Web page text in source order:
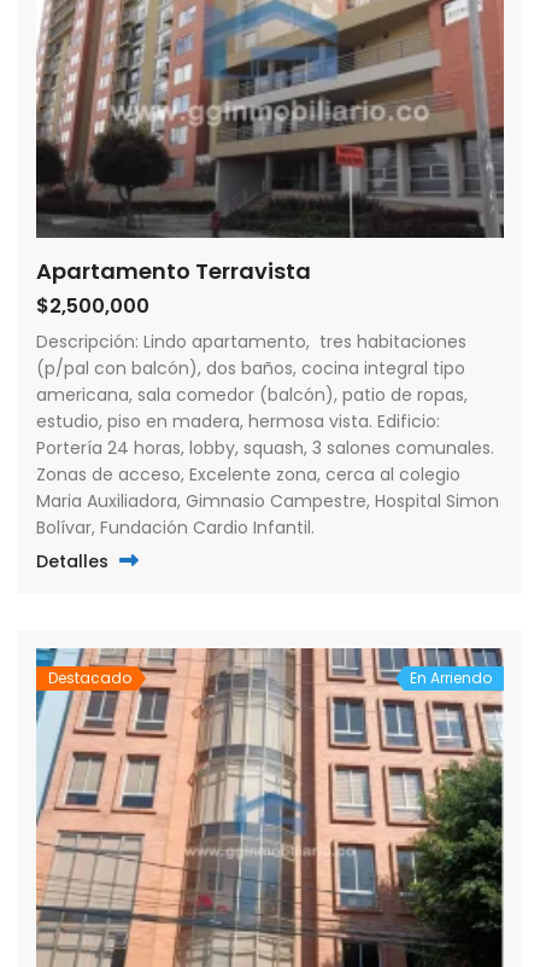
Apartamento Terravista
$2,500,000
Descripción: Lindo apartamento, tres habitaciones
(p/pal con balcón), dos baños, cocina integral tipo
americana, sala comedor (balcón), patio de ropas,
estudio, piso en madera, hermosa vista. Edificio:
Portería 24 horas, lobby, squash, 3 salones comunales.
Zonas de acceso, Excelente zona, cerca al colegio
Maria Auxiliadora, Gimnasio Campestre, Hospital Simon
Bolívar, Fundación Cardio Infantil.
Detalles
Destacado En Arriendo